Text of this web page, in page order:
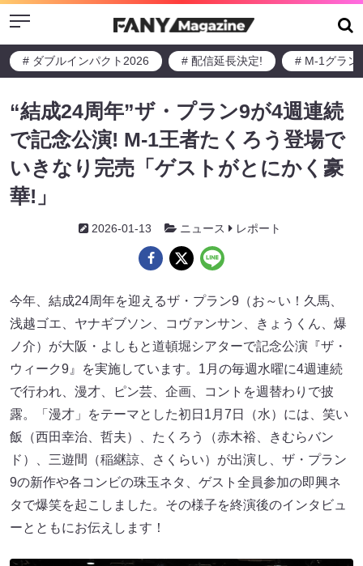
Menu
# ダブルインパクト2026 # 配信延長決定! # M-1グラン
“結成24周年”ザ・プラン9が4週連続
で記念公演! M-1王者たくろう登場で
いきなり完売「ゲストがとにかく豪
華!」
2026-01-13 ニュース レポート
今年、結成24周年を迎えるザ・プラン9（お～い！久馬、
浅越ゴエ、ヤナギブソン、コヴァンサン、きょうくん、爆
ノ介）が大阪・よしもと道頓堀シアターで記念公演『ザ・
ウィーク9』を実施しています。1月の毎週水曜に4週連続
で行われ、漫才、ピン芸、企画、コントを週替わりで披
露。「漫才」をテーマとした初日1月7日（水）には、笑い
飯（西田幸治、哲夫）、たくろう（赤木裕、きむらバン
ド）、三遊間（稲継諒、さくらい）が出演し、ザ・プラン
9の新作や各コンビの珠玉ネタ、ゲスト全員参加の即興ネ
タで爆笑を起こしました。その様子を終演後のインタビュ
ーとともにお伝えします！